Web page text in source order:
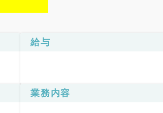
給与
業務内容